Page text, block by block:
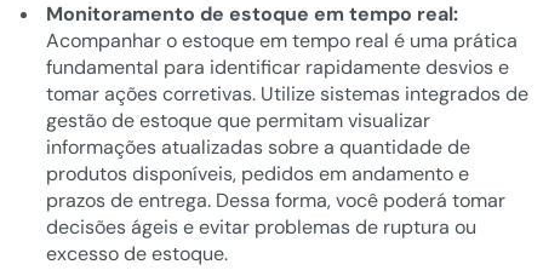
Monitoramento de estoque em tempo real:
Acompanhar o estoque em tempo real é uma prática
fundamental para identificar rapidamente desvios e
tomar ações corretivas. Utilize sistemas integrados de
gestão de estoque que permitam visualizar
informações atualizadas sobre a quantidade de
produtos disponíveis, pedidos em andamento e
prazos de entrega. Dessa forma, você poderá tomar
decisões ágeis e evitar problemas de ruptura ou
excesso de estoque.